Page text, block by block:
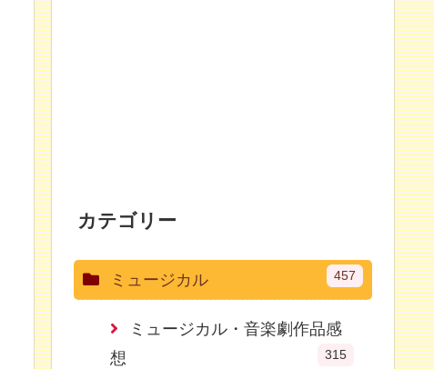
カテゴリー
ミュージカル 457
ミュージカル・音楽劇作品感
想
315